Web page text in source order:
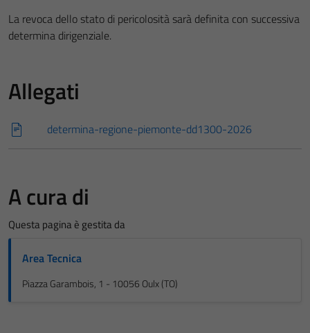
La revoca dello stato di pericolosità sarà definita con successiva
determina dirigenziale.
Allegati
determina-regione-piemonte-dd1300-2026
A cura di
Questa pagina è gestita da
Area Tecnica
Piazza Garambois, 1 - 10056 Oulx (TO)